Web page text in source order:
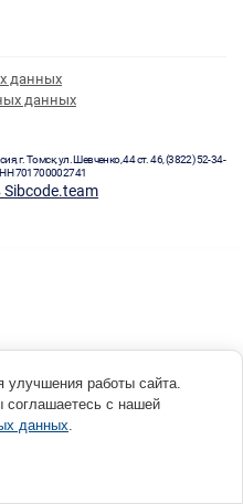
данных
данных
г. Томск, ул. Шевченко, 44 ст. 46, (3822) 52-34-
701700002741
работы сайта.
соглашаетесь с нашей
данных.